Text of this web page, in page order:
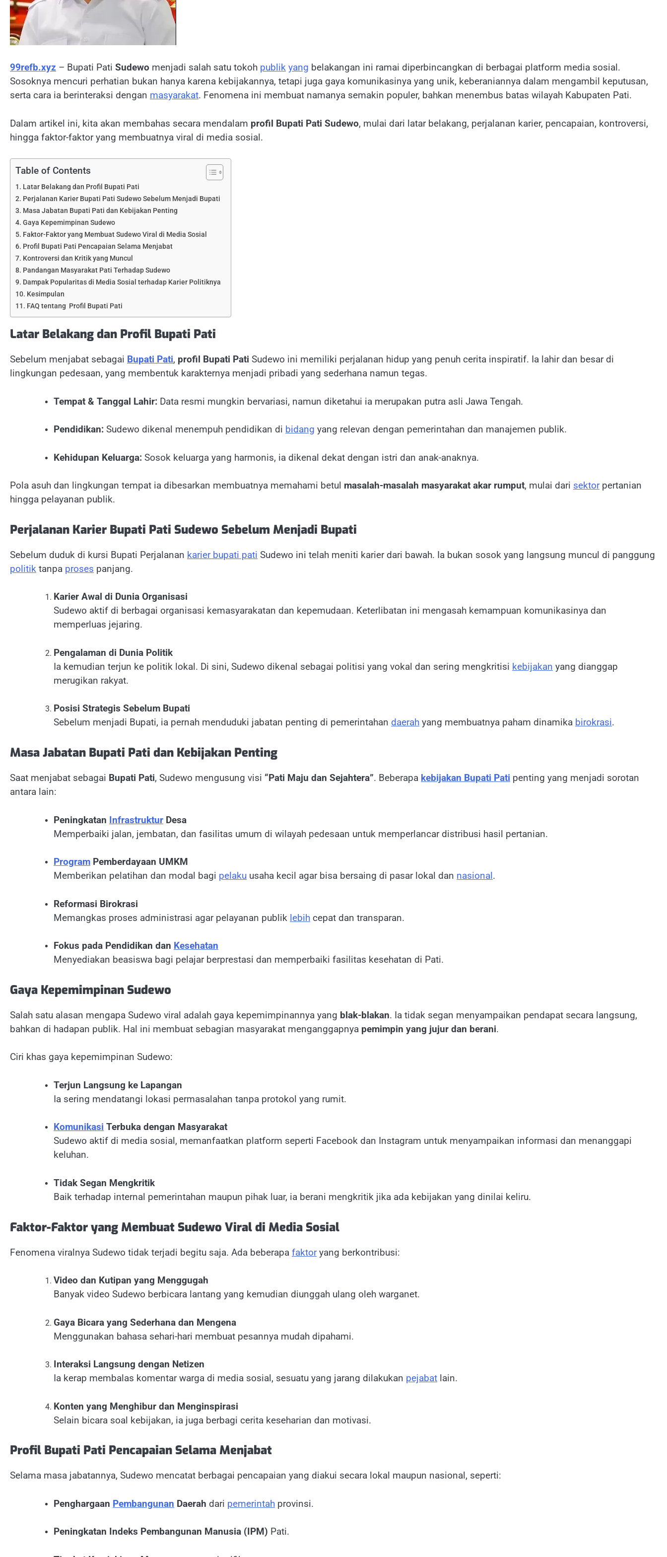
99refb.xyz – Bupati Pati Sudewo menjadi salah satu tokoh publik yang belakangan ini ramai diperbincangkan di berbagai platform media sosial.
Sosoknya mencuri perhatian bukan hanya karena kebijakannya, tetapi juga gaya komunikasinya yang unik, keberaniannya dalam mengambil keputusan,
serta cara ia berinteraksi dengan masyarakat. Fenomena ini membuat namanya semakin populer, bahkan menembus batas wilayah Kabupaten Pati.
Dalam artikel ini, kita akan membahas secara mendalam profil Bupati Pati Sudewo, mulai dari latar belakang, perjalanan karier, pencapaian, kontroversi,
hingga faktor-faktor yang membuatnya viral di media sosial.
Table of Contents
Latar Belakang dan Profil Bupati Pati
Perjalanan Karier Bupati Pati Sudewo Sebelum Menjadi Bupati
Masa Jabatan Bupati Pati dan Kebijakan Penting
Gaya Kepemimpinan Sudewo
Faktor-Faktor yang Membuat Sudewo Viral di Media Sosial
Profil Bupati Pati Pencapaian Selama Menjabat
Kontroversi dan Kritik yang Muncul
Pandangan Masyarakat Pati Terhadap Sudewo
Dampak Popularitas di Media Sosial terhadap Karier Politiknya
Kesimpulan
FAQ tentang Profil Bupati Pati
Latar Belakang dan Profil Bupati Pati
Sebelum menjabat sebagai Bupati Pati, profil Bupati Pati Sudewo ini memiliki perjalanan hidup yang penuh cerita inspiratif. Ia lahir dan besar di
lingkungan pedesaan, yang membentuk karakternya menjadi pribadi yang sederhana namun tegas.
Tempat & Tanggal Lahir: Data resmi mungkin bervariasi, namun diketahui ia merupakan putra asli Jawa Tengah.
Pendidikan: Sudewo dikenal menempuh pendidikan di bidang yang relevan dengan pemerintahan dan manajemen publik.
Kehidupan Keluarga: Sosok keluarga yang harmonis, ia dikenal dekat dengan istri dan anak-anaknya.
Pola asuh dan lingkungan tempat ia dibesarkan membuatnya memahami betul masalah-masalah masyarakat akar rumput, mulai dari sektorpertanian
hingga pelayanan publik.
Perjalanan Karier Bupati Pati Sudewo Sebelum Menjadi Bupati
Sebelum duduk di kursi Bupati Perjalanan karier bupati pati Sudewo ini telah meniti karier dari bawah. Ia bukan sosok yang langsung muncul di panggung
politik tanpa proses panjang.
Karier Awal di Dunia Organisasi
Sudewo aktif di berbagai organisasi kemasyarakatan dan kepemudaan. Keterlibatan ini mengasah kemampuan komunikasinya dan
memperluas jejaring.
Pengalaman di Dunia Politik
Ia kemudian terjun ke politik lokal. Di sini, Sudewo dikenal sebagai politisi yang vokal dan sering mengkritisi kebijakan yang dianggap
merugikan rakyat.
Posisi Strategis Sebelum Bupati
Sebelum menjadi Bupati, ia pernah menduduki jabatan penting di pemerintahan daerah yang membuatnya paham dinamika birokrasi.
Masa Jabatan Bupati Pati dan Kebijakan Penting
Saat menjabat sebagai Bupati Pati, Sudewo mengusung visi “Pati Maju dan Sejahtera”. Beberapa kebijakan Bupati Pati penting yang menjadi sorotan
antara lain:
Peningkatan Infrastruktur Desa
Memperbaiki jalan, jembatan, dan fasilitas umum di wilayah pedesaan untuk memperlancar distribusi hasil pertanian.
Program Pemberdayaan UMKM
Memberikan pelatihan dan modal bagi pelaku usaha kecil agar bisa bersaing di pasar lokal dan nasional.
Reformasi Birokrasi
Memangkas proses administrasi agar pelayanan publik lebih cepat dan transparan.
Fokus pada Pendidikan dan Kesehatan
Menyediakan beasiswa bagi pelajar berprestasi dan memperbaiki fasilitas kesehatan di Pati.
Gaya Kepemimpinan Sudewo
Salah satu alasan mengapa Sudewo viral adalah gaya kepemimpinannya yang blak-blakan. Ia tidak segan menyampaikan pendapat secara langsung,
bahkan di hadapan publik. Hal ini membuat sebagian masyarakat menganggapnya pemimpin yang jujur dan berani.
Ciri khas gaya kepemimpinan Sudewo:
Terjun Langsung ke Lapangan
Ia sering mendatangi lokasi permasalahan tanpa protokol yang rumit.
Komunikasi Terbuka dengan Masyarakat
Sudewo aktif di media sosial, memanfaatkan platform seperti Facebook dan Instagram untuk menyampaikan informasi dan menanggapi
keluhan.
Tidak Segan Mengkritik
Baik terhadap internal pemerintahan maupun pihak luar, ia berani mengkritik jika ada kebijakan yang dinilai keliru.
Faktor-Faktor yang Membuat Sudewo Viral di Media Sosial
Fenomena viralnya Sudewo tidak terjadi begitu saja. Ada beberapa faktoryang berkontribusi:
Video dan Kutipan yang Menggugah
Banyak video Sudewo berbicara lantang yang kemudian diunggah ulang oleh warganet.
Gaya Bicara yang Sederhana dan Mengena
Menggunakan bahasa sehari-hari membuat pesannya mudah dipahami.
Interaksi Langsung dengan Netizen
Ia kerap membalas komentar warga di media sosial, sesuatu yang jarang dilakukan pejabat lain.
Konten yang Menghibur dan Menginspirasi
Selain bicara soal kebijakan, ia juga berbagi cerita keseharian dan motivasi.
Profil Bupati Pati Pencapaian Selama Menjabat
Selama masa jabatannya, Sudewo mencatat berbagai pencapaian yang diakui secara lokal maupun nasional, seperti:
Penghargaan Pembangunan Daerah dari pemerintah provinsi.
Peningkatan Indeks Pembangunan Manusia (IPM) Pati.